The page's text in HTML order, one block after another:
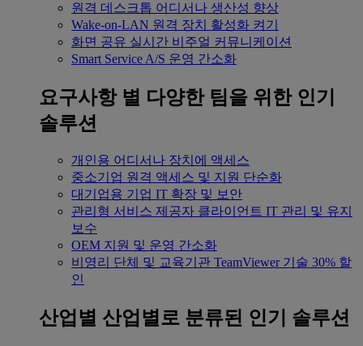
원격 데스크톱 어디서나 생산성 향상
Wake-on-LAN 원격 장치 활성화 켜기
화면 공유 실시간 비주얼 커뮤니케이션
Smart Service A/S 운영 간소화
요구사항 별 다양한 팀을 위한 인기
솔루션
개인용 어디서나 장치에 액세스
중소기업 원격 액세스 및 지원 단순화
대기업용 기업 IT 확장 및 보안
관리형 서비스 제공자 클라이언트 IT 관리 및 유지
보수
OEM 지원 및 운영 간소화
비영리 단체 및 교육기관 TeamViewer 기술 30% 할
인
산업별 산업별로 분류된 인기 솔루션